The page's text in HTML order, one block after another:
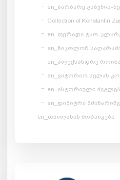
en_ბარბარე გაბუნია-
Collection of Konstantin
en_ფერადი ტაო-
en_ნიკოლოზ
en_ალექსანდრე
en_ვიტორიო სელას
en_ისტორიული
en_დიმიტრი
en_თბილისის მოზაიკები